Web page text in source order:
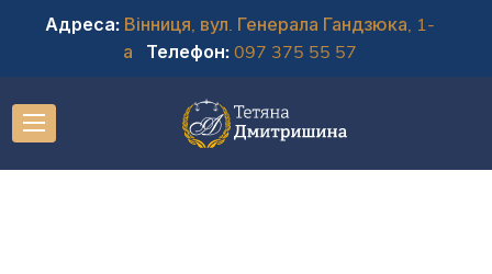
Адреса: Вінниця, вул. Генерала Гандзюка, 1-
а
Телефон: 097 375 55 57